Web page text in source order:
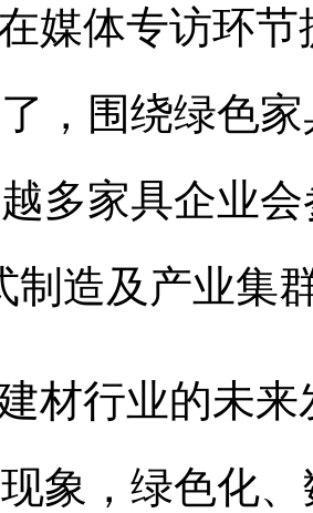
媒体专访环
，围绕绿色
多家具企业
制造及产业集
材行业的未
象，绿色化